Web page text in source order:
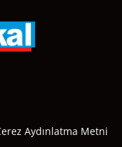
Aydınlatma Metni